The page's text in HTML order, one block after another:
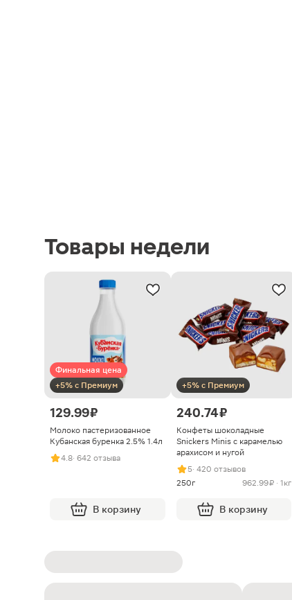
Товары недели
Финальная цена
+5% с Премиум
129.99 ₽
Молоко пастеризованное
Кубанская буренка 2.5% 1.4л
4.8· 642 отзыва
В корзину
+5% с Премиум
240.74 ₽
Конфеты шоколадные
Snickers Minis с карамелью
арахисом и нугой
5· 420 отзывов
250г
962.99 ₽ · 1кг
В корзину